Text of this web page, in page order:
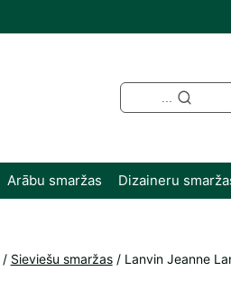
Arābu smaržas Dizaineru
/ Sieviešu smaržas / Lanvin Jeanne